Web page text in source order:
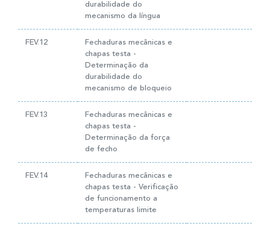
durabilidade do
mecanismo da língua
FEV.12
Fechaduras mecânicas e
chapas testa -
Determinação da
durabilidade do
mecanismo de bloqueio
FEV.13
Fechaduras mecânicas e
chapas testa -
Determinação da força
de fecho
FEV.14
Fechaduras mecânicas e
chapas testa - Verificação
de funcionamento a
temperaturas limite